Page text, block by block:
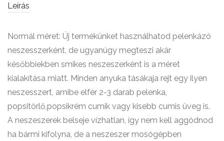
Leírás
Normál méret: Új termékünket használhatod pelenkázó
neszesszerként, de ugyanúgy megteszi akár
későbbiekben smikes neszeszerként is a méret
kialakítása miatt. Minden anyuka tásákaja rejt egy ilyen
neszesszert, amibe elfér 2-3 darab pelenka,
popsitörlő,popsikrém cumik vagy kisebb cumis üveg is.
A neszeszerek belseje vízhatlan, így nem kell aggódnod
ha bármi kifolyna, de a neszeszer mosógépben